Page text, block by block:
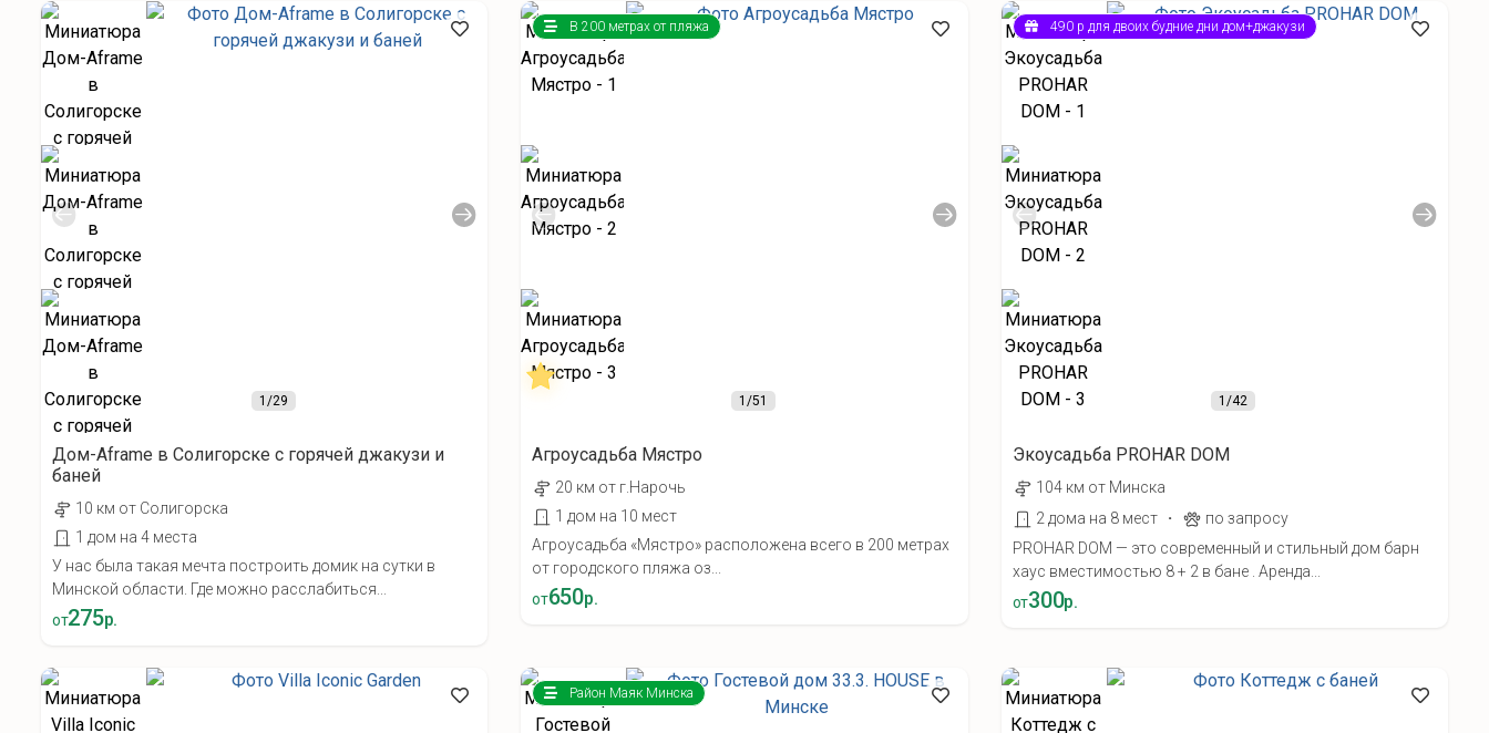
1 /29
Дом-Aframe в Солигорске с горячей джакузи и
баней
10 км от Солигорска
1 дом на 4 места
У нас была такая мечта построить домик на сутки в
Минской области. Где можно расслабиться...
от275р.
1/51
В 200 метрах от пляжа
Агроусадьба Мястро
20 км от г.Нарочь
1 дом на 10 мест
Агроусадьба «Мястро» расположена всего в 200 метрах
от городского пляжа оз...
от650р.
1/42
490 р для двоих будние дни дом+джакузи
Экоусадьба PROHAR DOM
104 км от Минска
2 дома на 8 мест
·
по запросу
PROHAR DOM — это современный и стильный дом барн
хаус вместимостью 8 + 2 в бане . Аренда...
от300р.
Район Маяк Минска